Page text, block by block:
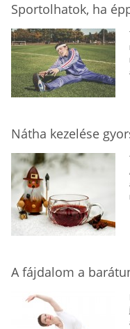
Sportolhatok, ha
Nátha kezelése
A fájdalom a